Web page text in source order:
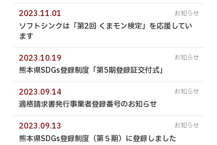
2023.11.01
ソフトシンクは「第2回 くまモン検定」を応援してい
ます
2023.10.19
熊本県SDGs登録制度「第5期登録証交付式」
2023.09.14
適格請求書発行事業者登録番号のお知らせ
2023.09.13
熊本県SDGs登録制度（第５期）に登録しました
グラフィックデザイン
動画制作・ドローン空撮
会社案内
エントリーフォーム
お問い合わせ